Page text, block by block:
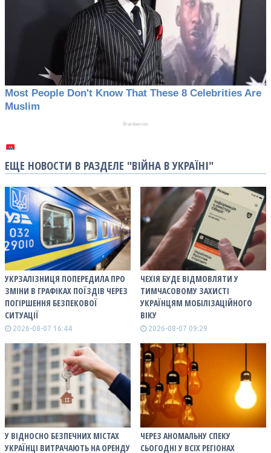
ЕЩЕ НОВОСТИ В РАЗДЕЛЕ "ВІЙНА В УКРАЇНІ"
УКРЗАЛІЗНИЦЯ ПОПЕРЕДИЛА ПРО
ЗМІНИ В ГРАФІКАХ ПОЇЗДІВ ЧЕРЕЗ
ПОГІРШЕННЯ БЕЗПЕКОВОЇ
СИТУАЦІЇ
2026-08-07 16:44
ЧЕХІЯ БУДЕ ВІДМОВЛЯТИ У
ТИМЧАСОВОМУ ЗАХИСТІ
УКРАЇНЦЯМ МОБІЛІЗАЦІЙНОГО
ВІКУ
2026-08-07 09:29
У ВІДНОСНО БЕЗПЕЧНИХ МІСТАХ
УКРАЇНЦІ ВИТРАЧАЮТЬ НА ОРЕНДУ
ЧЕРЕЗ АНОМАЛЬНУ СПЕКУ
СЬОГОДНІ У ВСІХ РЕГІОНАХ